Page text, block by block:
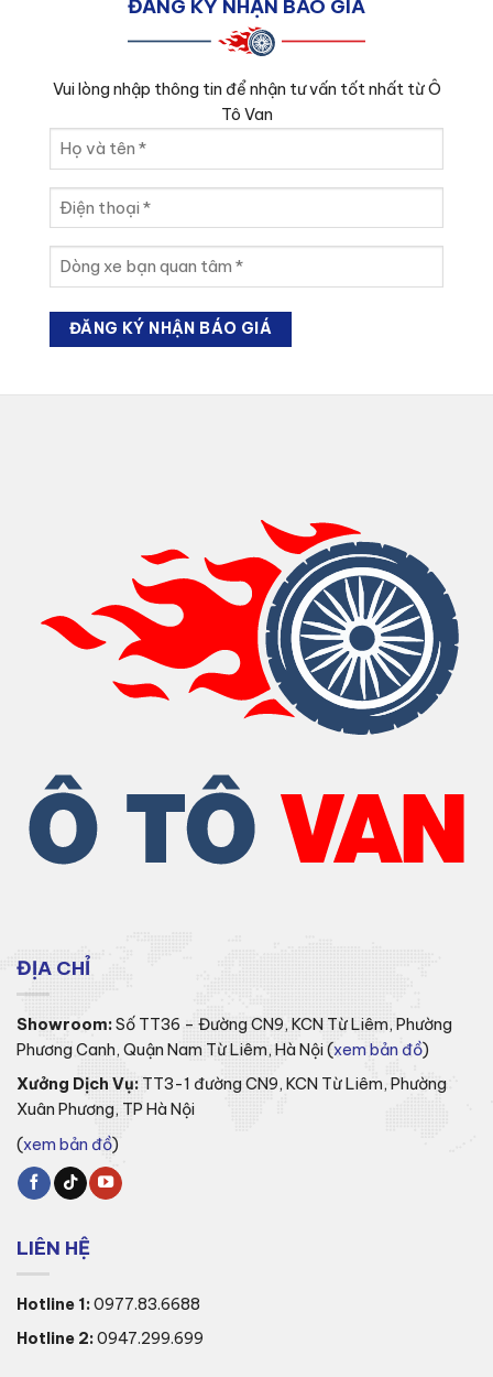
ĐĂNG KÝ NHẬN BÁO GIÁ
Vui lòng nhập thông tin để nhận tư vấn tốt nhất từ Ô
Tô Van
và
tên
(Required)
thoại
xe
bạn
quan
(Required)
ĐỊA CHỈ
Showroom:Số TT36 – Đường CN9, KCN Từ Liêm, Phường
Phương Canh, Quận Nam Từ Liêm, Hà Nội (xem bản đồ)
Xưởng Dịch Vụ: TT3-1 đường CN9, KCN Từ Liêm, Phường
Xuân Phương, TP Hà Nội
(xem bản đồ)
LIÊN HỆ
Hotline 1:0977.83.6688
Hotline 2:0947.299.699